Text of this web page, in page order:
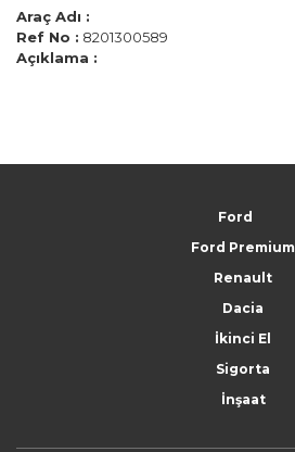
Araç Adı :
Ref No : 8201300589
Açıklama :
Ford
Ford Premium
Renault
Dacia
İkinci El
Sigorta
İnşaat